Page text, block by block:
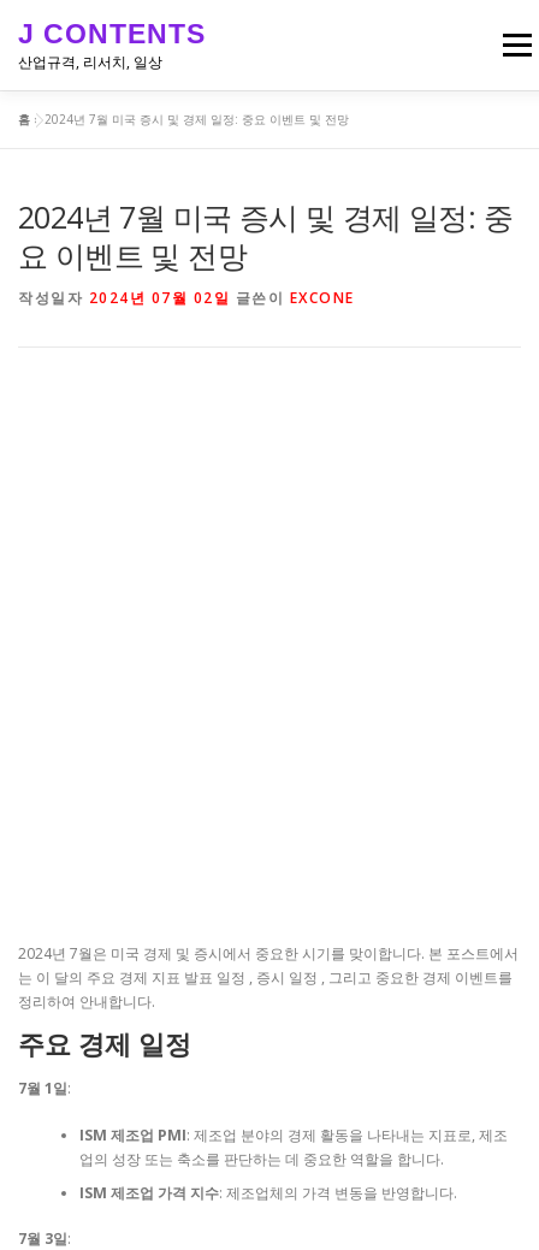
J CONTENTS
산업규격, 리서치, 일상
메뉴
홈 »2024년 7월 미국 증시 및 경제 일정: 중요 이벤트 및 전망
2024년 7월 미국 증시 및 경제 일정: 중
요 이벤트 및 전망
작성일자 2024년 07월 02일 글쓴이 EXCONE
2024년 7월은 미국 경제 및 증시에서 중요한 시기를 맞이합니다. 본 포스트에서
는 이 달의 주요 경제 지표 발표 일정 , 증시 일정 , 그리고 중요한 경제 이벤트를
정리하여 안내합니다.
주요 경제 일정
7월 1일:
ISM 제조업 PMI: 제조업 분야의 경제 활동을 나타내는 지표로, 제조
업의 성장 또는 축소를 판단하는 데 중요한 역할을 합니다.
ISM 제조업 가격 지수: 제조업체의 가격 변동을 반영합니다.
7월 3일: